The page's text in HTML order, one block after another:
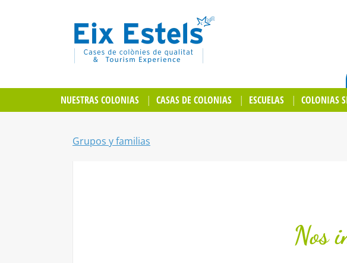
NUESTRAS COLONIAS
CASAS DE COLONIAS ESCUELAS COLONIAS
Grupos y familias
Nos